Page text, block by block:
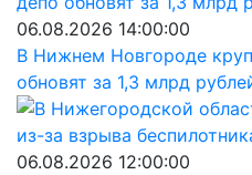
06.08.2026 14:00:00
В Нижнем Новгороде
обновят за 1,3 млрд
06.08.2026 12:00:00